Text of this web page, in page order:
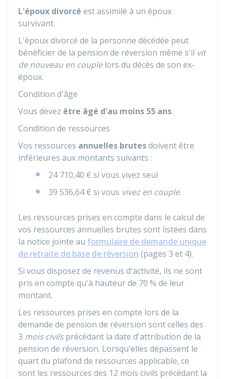
L'époux divorcé est assimilé à un époux
survivant.
L'époux divorcé de la personne décédée peut
bénéficier de la pension de réversion même s'il vit
de nouveau en couplelors du décès de son ex-
époux.
Condition d'âge
Vous devez être âgé d'au moins 55 ans.
Condition de ressources
Vos ressources annuelles brutesdoivent être
inférieures aux montants suivants :
24 710,40 € si vous vivez seul
39 536,64 € si vous vivez en couple.
Les ressources prises en compte dans le calcul de
vos ressources annuelles brutes sont listées dans
la notice jointe au formulaire de demande unique
de retraite de base de réversion (pages 3 et 4).
Si vous disposez de revenus d'activité, ils ne sont
pris en compte qu'à hauteur de 70 % de leur
montant.
Les ressources prises en compte lors de la
demande de pension de réversion sont celles des
3 mois civilsprécédant la date d'attribution de la
pension de réversion. Lorsqu'elles dépassent le
quart du plafond de ressources applicable, ce
sont les ressources des 12 mois civils précédant la